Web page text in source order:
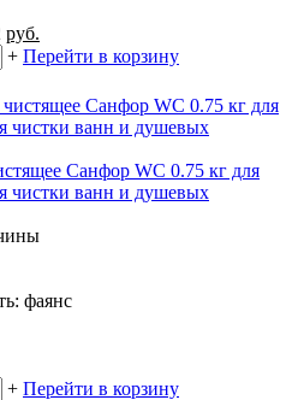
руб.
+ Перейти в корзину
Санфор WС 0.75 кг для
чистки ванн и душевых
фаянс
+ Перейти в корзину